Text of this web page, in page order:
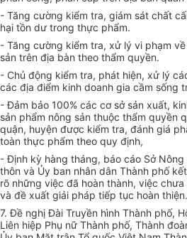
- Tăng cường kiểm tra, giám sát chất
hại tồn dư trong thực phẩm.
- Tăng cường kiểm tra, xử lý vi phạm
sản trên địa bàn theo thẩm quyền.
- Chủ động kiểm tra, phát hiện, xử lý
các địa điểm kinh doanh gia cầm sống
- Đảm bảo 100% các cơ sở sản xuất,
sản phẩm nông sản thuộc thẩm quyền
quận, huyện được kiểm tra, đánh giá
toàn thực phẩm theo quy định,
- Định kỳ hàng tháng, báo cáo Sở
thôn và Ủy ban nhân dân Thành phố
rõ những việc đã hoàn thành, việc
và đề xuất giải pháp tiếp tục hoàn thiện.
7. Đề nghị Đài Truyền hình Thành phố,
Liên hiệp Phụ nữ Thành phố, Thành